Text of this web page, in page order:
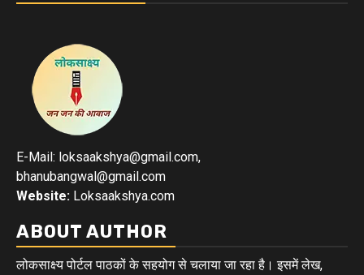
E-Mail: loksaakshya@gmail.com,
bhanubangwal@gmail.com
Website: Loksaakshya.com
ABOUT AUTHOR
लोकसाक्ष्य पोर्टल पाठकों के सहयोग से चलाया जा रहा है। इसमें लेख,